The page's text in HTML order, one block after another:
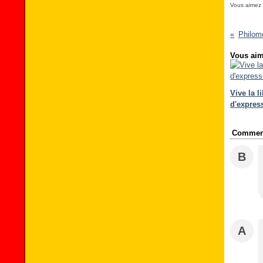
Vous aimez
Vous
Vive la
B
A